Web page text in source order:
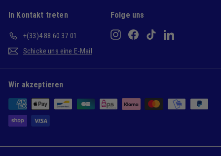
In Kontakt treten
+(33)4 88 60 37 01
Schicke uns eine E-Mail
Folge uns
InstagramFacebookTikTokLinkedIn
Wir akzeptieren